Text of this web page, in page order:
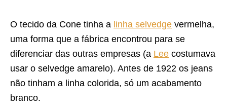
O tecido da Cone tinha a linha selvedge vermelha,
uma forma que a fábrica encontrou para se
diferenciar das outras empresas (a Lee costumava
usar o selvedge amarelo). Antes de 1922 os jeans
não tinham a linha colorida, só um acabamento
branco.